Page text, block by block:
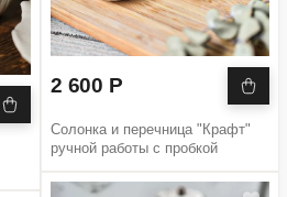
2 600 Р
Солонка и перечница "Крафт"
ручной работы с пробкой